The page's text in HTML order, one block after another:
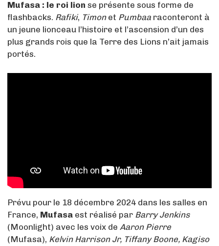
Mufasa : le roi lion se présente sous forme de
flashbacks. Rafiki, Timonet Pumbaa raconteront à
un jeune lionceau l’histoire et l’ascension d’un des
plus grands rois que la Terre des Lions n’ait jamais
portés.
Prévu pour le 18 décembre 2024 dans les salles en
France, Mufasa est réalisé par Barry Jenkins
(Moonlight) avec les voix de Aaron Pierre
(Mufasa), Kelvin Harrison Jr, Tiffany Boone, Kagiso